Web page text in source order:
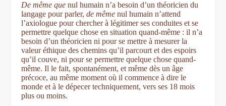
De même que nul humain n’a besoin d’un théoricien du
langage pour parler,de même nul humain n’attend
l’axiologue pour chercher à légitimer ses conduites et se
permettre quelque chose en situation quand-même : il n’a
besoin d’un théoricien ni pour se mettre à mesurer la
valeur éthique des chemins qu’il parcourt et des espoirs
qu’il couve, ni pour se permettre quelque chose quand-
même. Il le fait, spontanément, et même dès un âge
précoce, au même moment où il commence à dire le
monde et à le dépecer techniquement, vers ses 18 mois
plus ou moins.